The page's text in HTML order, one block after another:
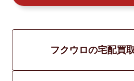
フクウロの宅配買